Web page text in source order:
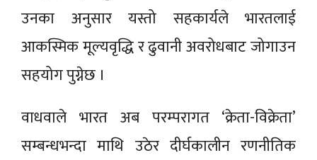
उनका अनुसार यस्तो सहकार्यले भारतलाई
आकस्मिक मूल्यवृद्धि र ढुवानी अवरोधबाट जोगाउन
सहयोग पुग्नेछ ।
वाधवाले भारत अब परम्परागत ‘क्रेता-विक्रेता’
सम्बन्धभन्दा माथि उठेर दीर्घकालीन रणनीतिक